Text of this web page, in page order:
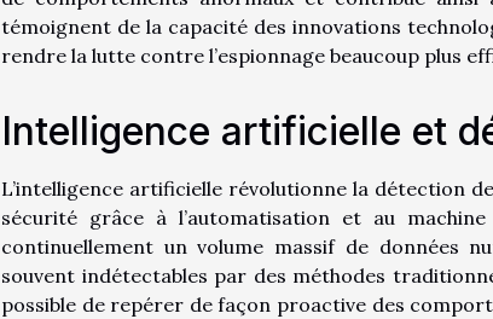
témoignent de la capacité des innovations
rendre la lutte contre l’espionnage beaucoup plus
Intelligence artificielle et
L’intelligence artificielle révolutionne la détection
sécurité grâce à l’automatisation et au
continuellement un volume massif de données
souvent indétectables par des méthodes
possible de repérer de façon proactive des